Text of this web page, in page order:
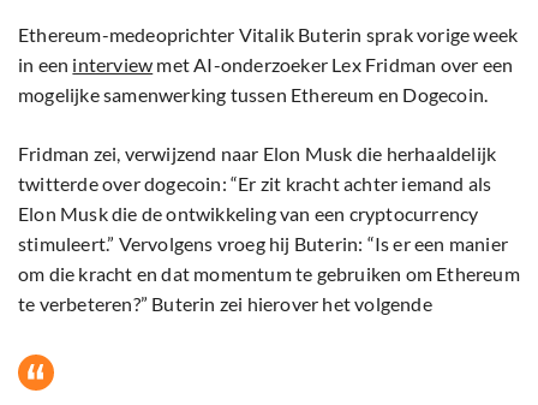
Ethereum-medeoprichter Vitalik Buterin sprak vorige week
in een interview met AI-onderzoeker Lex Fridman over een
mogelijke samenwerking tussen Ethereum en Dogecoin.
Fridman zei, verwijzend naar Elon Musk die herhaaldelijk
twitterde over dogecoin: “Er zit kracht achter iemand als
Elon Musk die de ontwikkeling van een cryptocurrency
stimuleert.” Vervolgens vroeg hij Buterin: “Is er een manier
om die kracht en dat momentum te gebruiken om Ethereum
te verbeteren?” Buterin zei hierover het volgende